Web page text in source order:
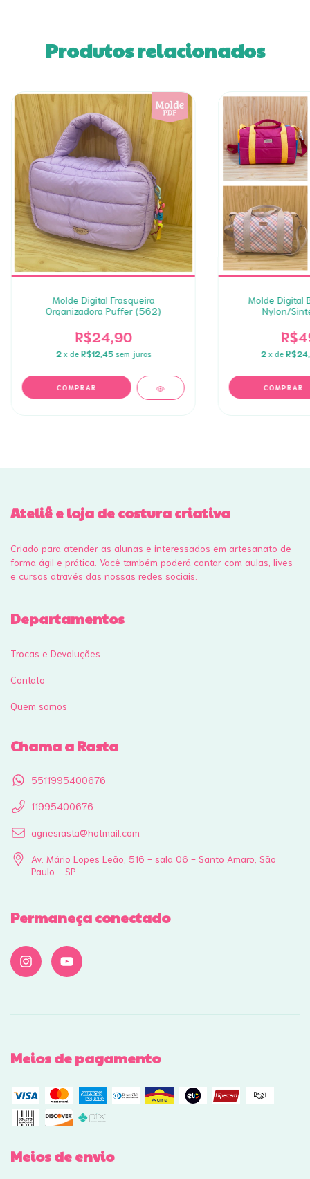
Produtos relacionados
Molde Digital Frasqueira
Organizadora Puffer (562)
R$24,90
2 x de R$12,45 sem juros
Molde Digital
Nylon/
2 x de
Ateliê e loja de costura criativa
Criado para atender as alunas e interessados em artesanato de
forma ágil e prática. Você também poderá contar com aulas, lives
e cursos através das nossas redes sociais.
Departamentos
Trocas e Devoluções
Contato
Quem somos
Chama a Rasta
5511995400676
11995400676
agnesrasta@hotmail.com
Av. Mário Lopes Leão, 516 - sala 06 - Santo Amaro, São
Paulo - SP
Permaneça conectado
Meios de pagamento
Meios de envio